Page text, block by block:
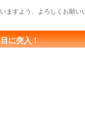
ますよう、よろしくお願い
に突入！